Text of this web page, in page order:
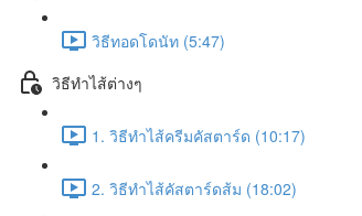
วิธีทอดโดนัท (5:47)
วิธีทำไส้ต่างๆ
1. วิธีทำไส้ครีมคัสตาร์ด (10:17)
2. วิธีทำไส้คัสตาร์ดส้ม (18:02)